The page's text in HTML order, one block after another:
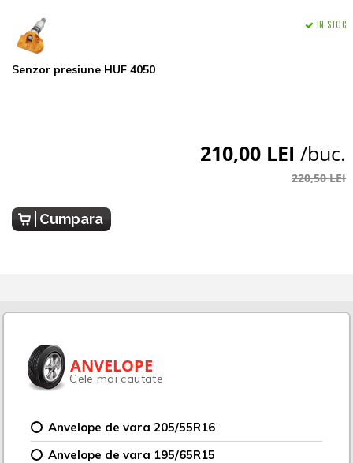
Senzor presiune HUF 4050
IN STOC
210,00 LEI /buc.
220,50 LEI
Cumpara
ANVELOPE
Cele mai cautate
Anvelope de vara 205/55R16
Anvelope de vara 195/65R15